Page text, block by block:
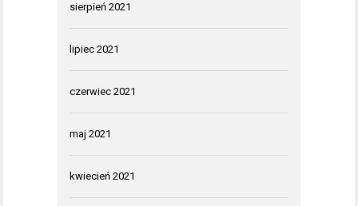
sierpień 2021
lipiec 2021
czerwiec 2021
maj 2021
kwiecień 2021